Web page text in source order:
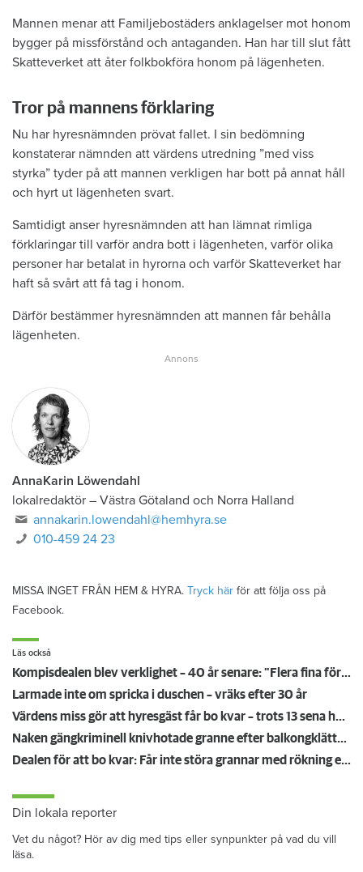
Mannen menar att Familjebostäders anklagelser mot honom
bygger på missförstånd och antaganden. Han har till slut fått
Skatteverket att åter folkbokföra honom på lägenheten.
Tror på mannens förklaring
Nu har hyresnämnden prövat fallet. I sin bedömning
konstaterar nämnden att värdens utredning ”med viss
styrka” tyder på att mannen verkligen har bott på annat håll
och hyrt ut lägenheten svart.
Samtidigt anser hyresnämnden att han lämnat rimliga
förklaringar till varför andra bott i lägenheten, varför olika
personer har betalat in hyrorna och varför Skatteverket har
haft så svårt att få tag i honom.
Därför bestämmer hyresnämnden att mannen får behålla
lägenheten.
AnnaKarin Löwendahl
lokalredaktör – Västra Götaland och Norra Halland
annakarin.lowendahl@hemhyra.se
010-459 24 23
MISSA INGET FRÅN HEM & HYRA. Tryck här för att följa oss på
Facebook.
Läs också
Kompisdealen blev verklighet – 40 år senare: "Flera fina fördelar med att dela bostad"
Larmade inte om spricka i duschen – vräks efter 30 år
Värdens miss gör att hyresgäst får bo kvar – trots 13 sena hyror
Naken gängkriminell knivhotade granne efter balkongklättring
Dealen för att bo kvar: Får inte störa grannar med rökning eller utsätta dem för brandfara
Din lokala reporter
Vet du något? Hör av dig med tips eller synpunkter på vad du vill
läsa.